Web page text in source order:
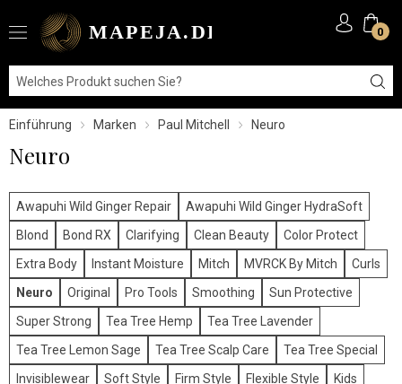
0
Einführung Marken Paul Mitchell Neuro
Neuro
Awapuhi Wild Ginger Repair
Awapuhi Wild Ginger HydraSoft
Blond
Bond RX Clarifying Clean Beauty
Color Protect
Extra Body
Instant Moisture Mitch MVRCK By Mitch
Curls
Neuro
Original Pro Tools Smoothing
Sun Protective
Super Strong
Tea Tree Hemp
Tea Tree Lavender
Tea Tree Lemon Sage
Tea Tree Scalp Care
Tea Tree Special
Invisiblewear
Soft Style Firm Style Flexible Style Kids